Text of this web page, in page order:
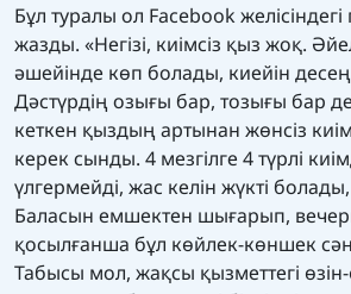
Бұл туралы ол Facebook
жазды. «Негізі, киімсіз қыз жоқ.
әшейінде көп болады, киейін
Дәстүрдің озығы бар, тозығы бар
кеткен қыздың артынан жөнсіз
керек сынды. 4 мезгілге 4 түрлі
үлгермейді, жас келін жүкті
Баласын емшектен шығарып,
қосылғанша бұл көйлек-көншек
Табысы мол, жақсы қызметтегі